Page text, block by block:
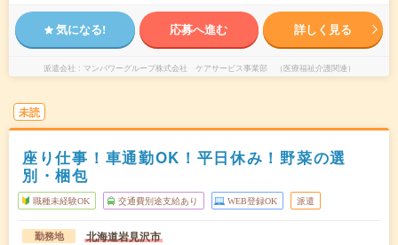
気になる! 応募へ進む 詳しく見る
派遣会社 マンパワーグループ株式会社 ケアサービス事業部 （医療福祉介護関連）
未読
座り仕事！車通勤OK！平日休み！野菜の選
別・梱包
職種未経験OK 交通費別途支給あり WEB登録OK 派遣
勤務地 北海道岩見沢市